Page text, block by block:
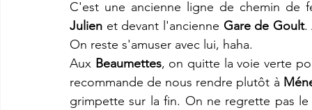
C'est une ancienne ligne de chemin de
Julien et devant l'ancienne Gare de Goult.
On reste s'amuser avec lui, haha.
Aux Beaumettes, on quitte la voie verte
recommande de nous rendre plutôt à
grimpette sur la fin. On ne regrette pas